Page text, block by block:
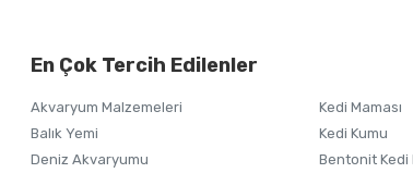
Ürün açıklamasında eksik bilgiler bulunuyor.
En Çok Tercih Edilenler
Akvaryum Malzemeleri
Balık Yemi
Deniz Akvaryumu
Kedi Maması
Kedi Kumu
Bentonit Kedi